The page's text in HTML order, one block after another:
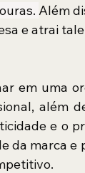
Além
e atrai
em uma
além
e o
da marca